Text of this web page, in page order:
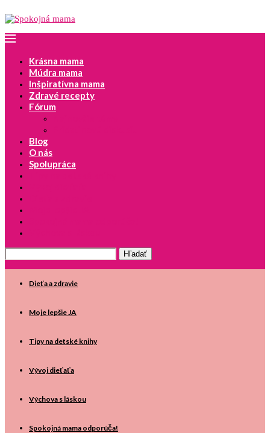
Krásna mama
Múdra mama
Inšpiratívna mama
Zdravé recepty
Fórum
Blog
O nás
Spolupráca
Dieťa a zdravie
Moje lepšie JA
Tipy na detské knihy
Vývoj dieťaťa
Výchova s láskou
Spokojná mama odporúča!